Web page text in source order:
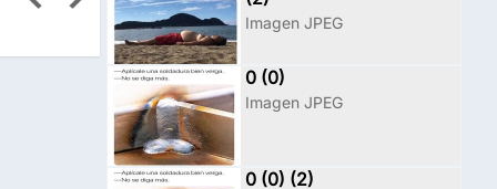
Imagen JPEG
0 (0)
Imagen JPEG
0 (0) (2)